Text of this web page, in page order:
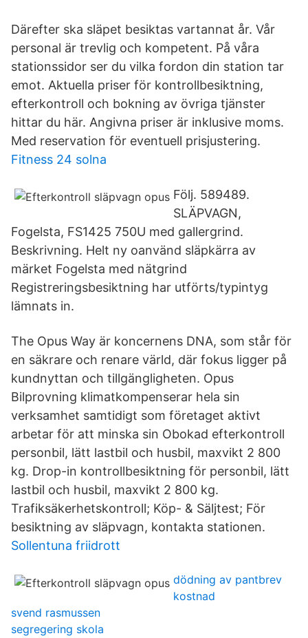
Därefter ska släpet besiktas vartannat år. Vår
personal är trevlig och kompetent. På våra
stationssidor ser du vilka fordon din station tar
emot. Aktuella priser för kontrollbesiktning,
efterkontroll och bokning av övriga tjänster
hittar du här. Angivna priser är inklusive moms.
Med reservation för eventuell prisjustering.
Fitness 24 solna
Följ. 589489.
SLÄPVAGN,
Fogelsta, FS1425 750U med gallergrind.
Beskrivning. Helt ny oanvänd släpkärra av
märket Fogelsta med nätgrind
Registreringsbesiktning har utförts/typintyg
lämnats in.
The Opus Way är koncernens DNA, som står för
en säkrare och renare värld, där fokus ligger på
kundnyttan och tillgängligheten. Opus
Bilprovning klimatkompenserar hela sin
verksamhet samtidigt som företaget aktivt
arbetar för att minska sin Obokad efterkontroll
personbil, lätt lastbil och husbil, maxvikt 2 800
kg. Drop-in kontrollbesiktning för personbil, lätt
lastbil och husbil, maxvikt 2 800 kg.
Trafiksäkerhetskontroll; Köp- & Säljtest; För
besiktning av släpvagn, kontakta stationen.
Sollentuna friidrott
dödning av pantbrev
kostnad
svend rasmussen
segregering skola